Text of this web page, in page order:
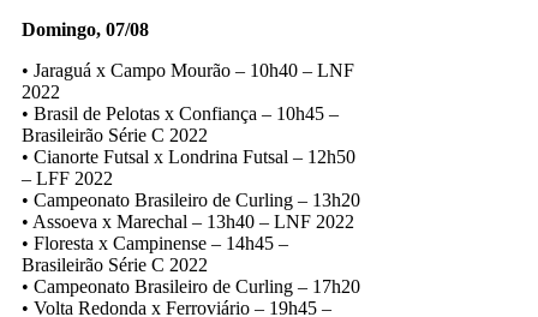
Domingo, 07/08
• Jaraguá x Campo Mourão – 10h40 – LNF
2022
• Brasil de Pelotas x Confiança – 10h45 –
Brasileirão Série C 2022
• Cianorte Futsal x Londrina Futsal – 12h50
– LFF 2022
• Campeonato Brasileiro de Curling – 13h20
• Assoeva x Marechal – 13h40 – LNF 2022
• Floresta x Campinense – 14h45 –
Brasileirão Série C 2022
• Campeonato Brasileiro de Curling – 17h20
• Volta Redonda x Ferroviário – 19h45 –